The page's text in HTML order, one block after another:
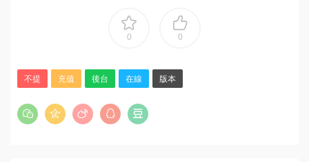
0 0
不提 充值 後台 在線 版本